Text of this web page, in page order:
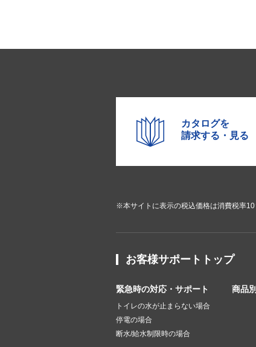
カタログを
請求する・見る
※本サイトに表示の税込価格は消費税率10
お客様サポートトップ
緊急時の対応・サポート
トイレの水が止まらない場合
停電の場合
断水/給水制限時の場合
商品